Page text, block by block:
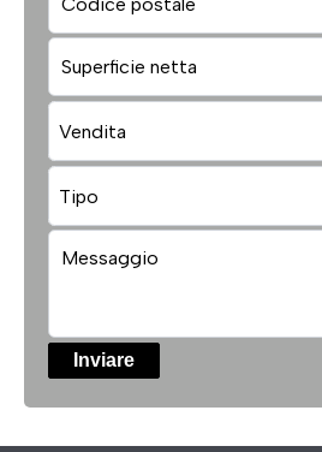
Vendita
Tipo
Inviare